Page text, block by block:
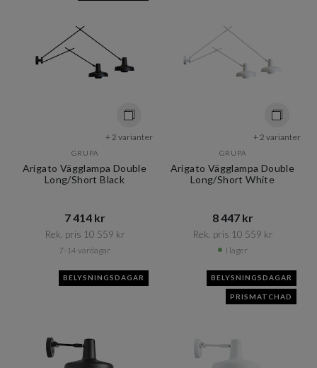
+ 2 varianter
GRUPA
Arigato Vägglampa Double
Long/Short Black
7 414 kr​​
Rek. pris 10 559 kr​​
7-14 vardagar
+ 2 varianter
GRUPA
Arigato Vägglampa Double
Long/Short White
8 447 kr​​
Rek. pris 10 559 kr​​
I lager
BELYSNINGSDAGAR BELYSNINGSDAGAR
PRISMATCHAD